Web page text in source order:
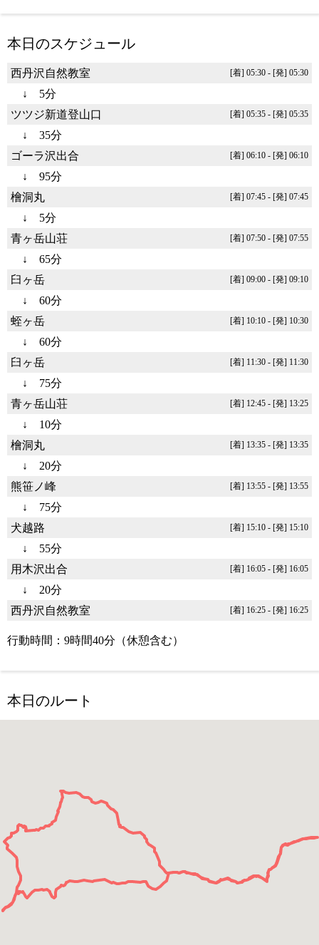
本日のスケジュール
西丹沢自然教室 [着] 05:30 - [発] 05:30
↓ 5分
ツツジ新道登山口
[着] 05:35 - [発] 05:35
↓ 35分
ゴーラ沢出合
[着] 06:10 - [発] 06:10
↓ 95分
檜洞丸
[着] 07:45 - [発] 07:45
↓ 5分
青ヶ岳山荘
[着] 07:50 - [発] 07:55
↓ 65分
臼ヶ岳
[着] 09:00 - [発] 09:10
↓ 60分
蛭ヶ岳
[着] 10:10 - [発] 10:30
↓ 60分
臼ヶ岳
[着] 11:30 - [発] 11:30
↓ 75分
青ヶ岳山荘
[着] 12:45 - [発] 13:25
↓ 10分
檜洞丸
[着] 13:35 - [発] 13:35
↓ 20分
熊笹ノ峰
[着] 13:55 - [発] 13:55
↓ 75分
犬越路
[着] 15:10 - [発] 15:10
↓ 55分
用木沢出合
[着] 16:05 - [発] 16:05
↓ 20分
西丹沢自然教室
[着] 16:25 - [発] 16:25
行動時間：9時間40分（休憩含む）
本日のルート